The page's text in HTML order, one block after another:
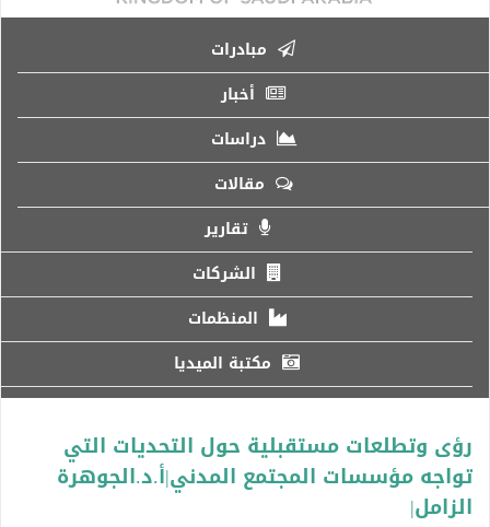
مبادرات
أخبار
دراسات
مقالات
تقارير
الشركات
المنظمات
مكتبة الميديا
رؤى وتطلعات مستقبلية حول التحديات التي
تواجه مؤسسات المجتمع المدني|أ.د.الجوهرة
الزامل|